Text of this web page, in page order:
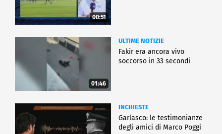
00:51
01:46
ULTIME NOTIZIE
Fakir era ancora vivo
soccorso in 33 secondi
INCHIESTE
Garlasco: le testimonianze
degli amici di Marco Poggi